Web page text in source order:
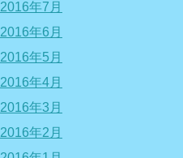
2016年7月
2016年6月
2016年5月
2016年4月
2016年3月
2016年2月